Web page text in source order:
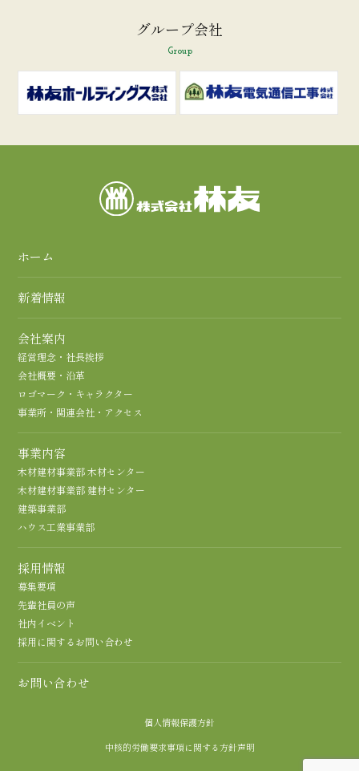
グループ会社
Group
ホーム
新着情報
会社案内
経営理念・社長挨拶
会社概要・沿革
ロゴマーク・キャラクター
事業所・関連会社・アクセス
事業内容
木材建材事業部 木材センター
木材建材事業部 建材センター
建築事業部
ハウス工業事業部
採用情報
募集要項
先輩社員の声
社内イベント
採用に関するお問い合わせ
お問い合わせ
個人情報保護方針
中核的労働要求事項に関する方針声明